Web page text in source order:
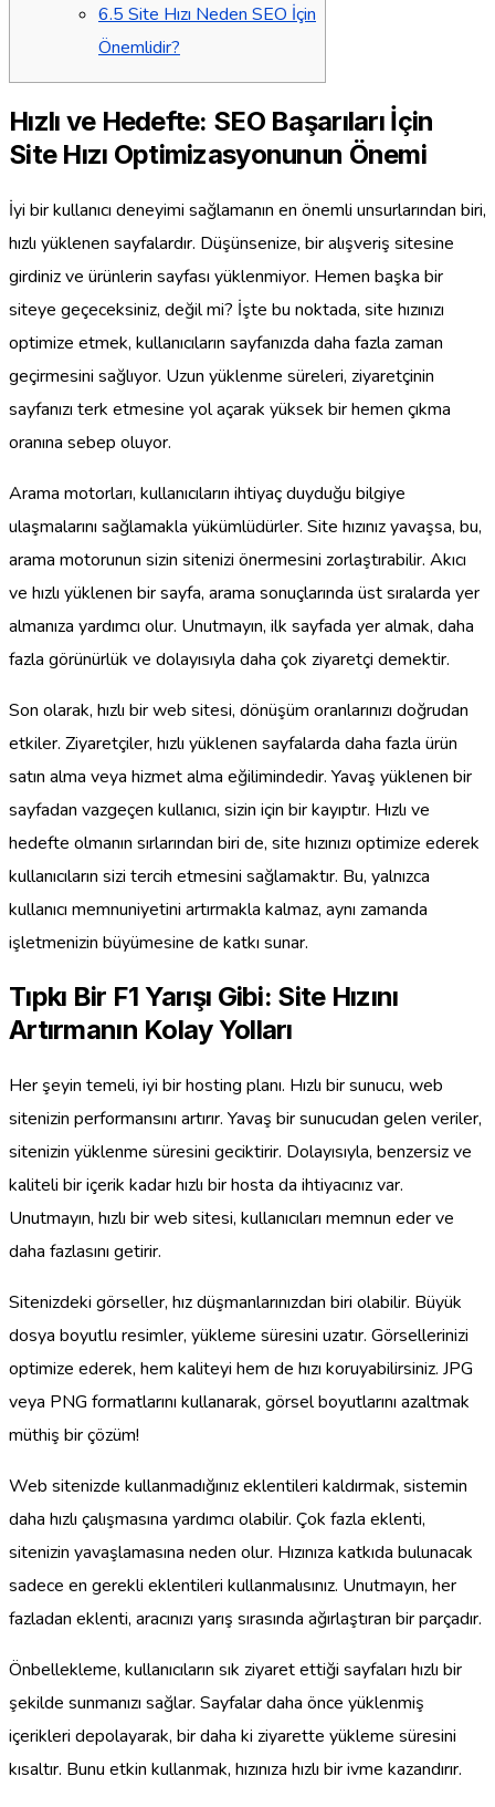
6.5 Site Hızı Neden SEO İçin
Önemlidir?
Hızlı ve Hedefte: SEO Başarıları İçin
Site Hızı Optimizasyonunun Önemi
İyi bir kullanıcı deneyimi sağlamanın en önemli unsurlarından biri,
hızlı yüklenen sayfalardır. Düşünsenize, bir alışveriş sitesine
girdiniz ve ürünlerin sayfası yüklenmiyor. Hemen başka bir
siteye geçeceksiniz, değil mi? İşte bu noktada, site hızınızı
optimize etmek, kullanıcıların sayfanızda daha fazla zaman
geçirmesini sağlıyor. Uzun yüklenme süreleri, ziyaretçinin
sayfanızı terk etmesine yol açarak yüksek bir hemen çıkma
oranına sebep oluyor.
Arama motorları, kullanıcıların ihtiyaç duyduğu bilgiye
ulaşmalarını sağlamakla yükümlüdürler. Site hızınız yavaşsa, bu,
arama motorunun sizin sitenizi önermesini zorlaştırabilir. Akıcı
ve hızlı yüklenen bir sayfa, arama sonuçlarında üst sıralarda yer
almanıza yardımcı olur. Unutmayın, ilk sayfada yer almak, daha
fazla görünürlük ve dolayısıyla daha çok ziyaretçi demektir.
Son olarak, hızlı bir web sitesi, dönüşüm oranlarınızı doğrudan
etkiler. Ziyaretçiler, hızlı yüklenen sayfalarda daha fazla ürün
satın alma veya hizmet alma eğilimindedir. Yavaş yüklenen bir
sayfadan vazgeçen kullanıcı, sizin için bir kayıptır. Hızlı ve
hedefte olmanın sırlarından biri de, site hızınızı optimize ederek
kullanıcıların sizi tercih etmesini sağlamaktır. Bu, yalnızca
kullanıcı memnuniyetini artırmakla kalmaz, aynı zamanda
işletmenizin büyümesine de katkı sunar.
Tıpkı Bir F1 Yarışı Gibi: Site Hızını
Artırmanın Kolay Yolları
Her şeyin temeli, iyi bir hosting planı. Hızlı bir sunucu, web
sitenizin performansını artırır. Yavaş bir sunucudan gelen veriler,
sitenizin yüklenme süresini geciktirir. Dolayısıyla, benzersiz ve
kaliteli bir içerik kadar hızlı bir hosta da ihtiyacınız var.
Unutmayın, hızlı bir web sitesi, kullanıcıları memnun eder ve
daha fazlasını getirir.
Sitenizdeki görseller, hız düşmanlarınızdan biri olabilir. Büyük
dosya boyutlu resimler, yükleme süresini uzatır. Görsellerinizi
optimize ederek, hem kaliteyi hem de hızı koruyabilirsiniz. JPG
veya PNG formatlarını kullanarak, görsel boyutlarını azaltmak
müthiş bir çözüm!
Web sitenizde kullanmadığınız eklentileri kaldırmak, sistemin
daha hızlı çalışmasına yardımcı olabilir. Çok fazla eklenti,
sitenizin yavaşlamasına neden olur. Hızınıza katkıda bulunacak
sadece en gerekli eklentileri kullanmalısınız. Unutmayın, her
fazladan eklenti, aracınızı yarış sırasında ağırlaştıran bir parçadır.
Önbellekleme, kullanıcıların sık ziyaret ettiği sayfaları hızlı bir
şekilde sunmanızı sağlar. Sayfalar daha önce yüklenmiş
içerikleri depolayarak, bir daha ki ziyarette yükleme süresini
kısaltır. Bunu etkin kullanmak, hızınıza hızlı bir ivme kazandırır.